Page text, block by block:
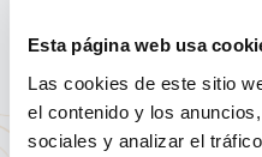
Esta página web usa
Las cookies de este sitio
el contenido y los
sociales y analizar el